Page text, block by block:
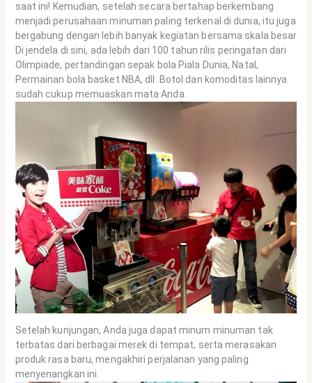
saat ini! Kemudian, setelah secara bertahap berkembang
menjadi perusahaan minuman paling terkenal di dunia, itu juga
bergabung dengan lebih banyak kegiatan bersama skala besar
Di jendela di sini, ada lebih dari 100 tahun rilis peringatan dari
Olimpiade, pertandingan sepak bola Piala Dunia, Natal,
Permainan bola basket NBA, dll. Botol dan komoditas lainnya
sudah cukup memuaskan mata Anda.
Setelah kunjungan, Anda juga dapat minum minuman tak
terbatas dari berbagai merek di tempat, serta merasakan
produk rasa baru, mengakhiri perjalanan yang paling
menyenangkan ini.